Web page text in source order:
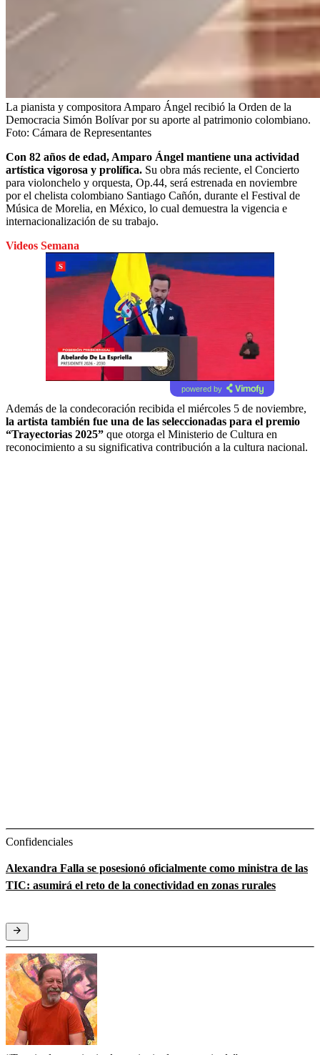
La pianista y compositora Amparo Ángel recibió la Orden de la
Democracia Simón Bolívar por su aporte al patrimonio colombiano.
Foto: Cámara de Representantes
Con 82 años de edad, Amparo Ángel mantiene una actividad
artística vigorosa y prolífica. Su obra más reciente, el Concierto
para violonchelo y orquesta, Op.44, será estrenada en noviembre
por el chelista colombiano Santiago Cañón, durante el Festival de
Música de Morelia, en México, lo cual demuestra la vigencia e
internacionalización de su trabajo.
Videos Semana
powered by
Además de la condecoración recibida el miércoles 5 de noviembre,
la artista también fue una de las seleccionadas para el premio
“Trayectorias 2025” que otorga el Ministerio de Cultura en
reconocimiento a su significativa contribución a la cultura nacional.​
Confidenciales
Alexandra Falla se posesionó oficialmente como ministra de las
TIC: asumirá el reto de la conectividad en zonas rurales